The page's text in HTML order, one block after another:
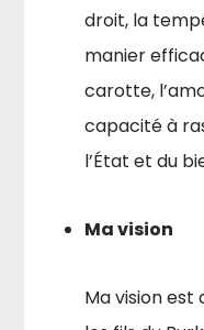
droit, la
manier
carotte,
capacité à
l’État et du
Ma vision
Ma vision est